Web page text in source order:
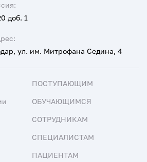
ул. им. Митрофана Седина, 4
доб. 1
ПОСТУПАЮЩИМ
ОБУЧАЮЩИМСЯ
СОТРУДНИКАМ
СПЕЦИАЛИСТАМ
ПАЦИЕНТАМ